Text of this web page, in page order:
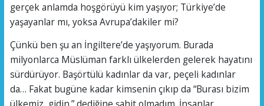
gerçek anlamda hoşgörüyü kim yaşıyor; Türkiye’de
yaşayanlar mı, yoksa Avrupa’dakiler mi?
Çünkü ben şu an İngiltere’de yaşıyorum. Burada
milyonlarca Müslüman farklı ülkelerden gelerek hayatını
sürdürüyor. Başörtülü kadınlar da var, peçeli kadınlar
da… Fakat bugüne kadar kimsenin çıkıp da “Burası bizim